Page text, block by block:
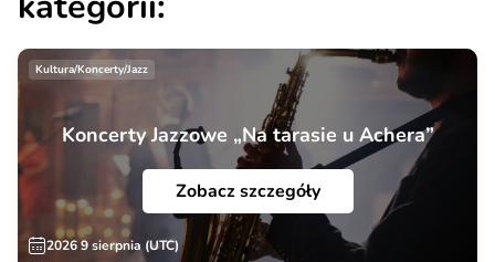
Kultura/Koncerty/Jazz
Koncerty Jazzowe „Na tarasie u Achera”
Zobacz szczegóły
2026 9 sierpnia (UTC)